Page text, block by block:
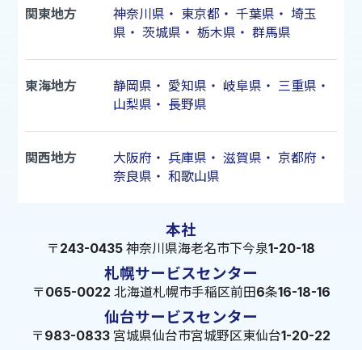
関東地方 神奈川県 ・ 東京都・ 千葉県 ・ 埼玉
県 ・ 茨城県 ・ 栃木県 ・ 群馬県
東海地方 静岡県 ・ 愛知県 ・ 岐阜県 ・ 三重県 ・
山梨県 ・ 長野県
関西地方 大阪府 ・ 兵庫県 ・ 滋賀県 ・ 京都府 ・
奈良県 ・ 和歌山県
本社
〒243-0435 神奈川県海老名市下今泉1-20-18
札幌サービスセンター
〒065-0022 北海道札幌市手稲区前田6条16-18-16
仙台サービスセンター
〒983-0833 宮城県仙台市宮城野区東仙台1-20-22